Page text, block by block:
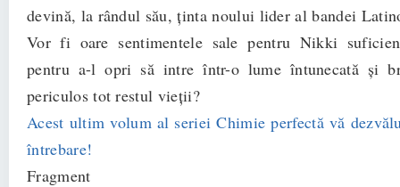
devină, la rândul său, ţinta noului lider al bandei
Vor fi oare sentimentele sale pentru Nikki
pentru a-l opri să intre într-o lume întunecată şi
periculos tot restul vieţii?
Acest ultim volum al seriei Chimie perfectă vă
întrebare!
Fragment